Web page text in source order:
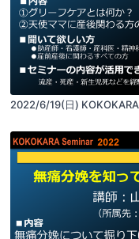
2022/6/19(日)